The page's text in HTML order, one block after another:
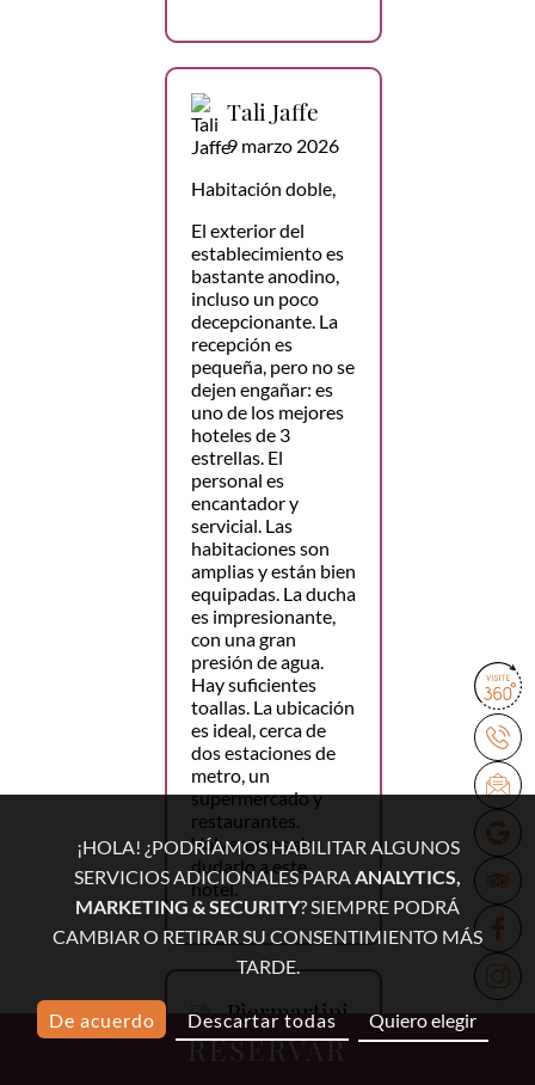
RESERVAR
Tali Jaffe
9 marzo 2026
Habitación doble,
El exterior del
establecimiento es
bastante anodino,
incluso un poco
decepcionante. La
recepción es
pequeña, pero no se
dejen engañar: es
uno de los mejores
hoteles de 3
estrellas. El
personal es
encantador y
servicial. Las
habitaciones son
amplias y están bien
equipadas. La ducha
es impresionante,
con una gran
presión de agua.
Hay suficientes
toallas. La ubicación
es ideal, cerca de
dos estaciones de
metro, un
supermercado y
restaurantes.
Volveremos sin
dudarlo a este
hotel.
Piermartini
4 marzo 2026
¡HOLA! ¿PODRÍAMOS HABILITAR ALGUNOS
SERVICIOS ADICIONALES PARAANALYTICS,
MARKETING & SECURITY? SIEMPRE PODRÁ
CAMBIAR O RETIRAR SU CONSENTIMIENTO MÁS
TARDE.
De acuerdo Descartar todas Quiero elegir